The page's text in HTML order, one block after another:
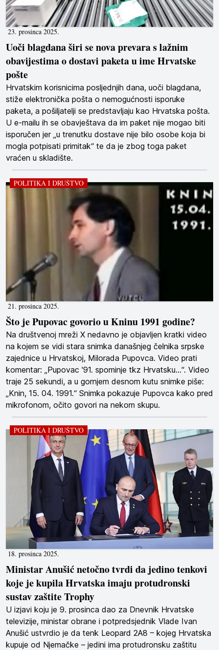
23. prosinca 2025.
Uoči blagdana širi se nova prevara s lažnim
obavijestima o dostavi paketa u ime Hrvatske
pošte
Hrvatskim korisnicima posljednjih dana, uoči blagdana,
stiže elektronička pošta o nemogućnosti isporuke
paketa, a pošiljatelji se predstavljaju kao Hrvatska pošta.
U e-mailu ih se obavještava da im paket nije mogao biti
isporučen jer „u trenutku dostave nije bilo osobe koja bi
mogla potpisati primitak“ te da je zbog toga paket
vraćen u skladište.
21. prosinca 2025.
POLITIKA I DRUŠTVO
Što je Pupovac govorio u Kninu 1991 godine?
Na društvenoj mreži X nedavno je objavljen kratki video
na kojem se vidi stara snimka današnjeg čelnika srpske
zajednice u Hrvatskoj, Milorada Pupovca. Video prati
komentar: „Pupovac '91. spominje tkz Hrvatsku...“. Video
traje 25 sekundi, a u gornjem desnom kutu snimke piše:
„Knin, 15. 04. 1991.“ Snimka pokazuje Pupovca kako pred
mikrofonom, očito govori na nekom skupu.
18. prosinca 2025.
POLITIKA I DRUŠTVO
Ministar Anušić netočno tvrdi da jedino tenkovi
koje je kupila Hrvatska imaju protudronski
sustav zaštite Trophy
U izjavi koju je 9. prosinca dao za Dnevnik Hrvatske
televizije, ministar obrane i potpredsjednik Vlade Ivan
Anušić ustvrdio je da tenk Leopard 2A8 – kojeg Hrvatska
kupuje od Njemačke – jedini ima protudronsku zaštitu